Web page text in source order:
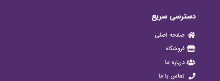
دسترسی سریع
صفحه اصلی
فروشگاه
درباره ما
تماس با ما